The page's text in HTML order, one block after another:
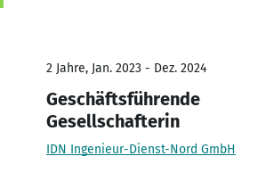
2 Jahre, Jan. 2023 - Dez. 2024
Geschäftsführende
Gesellschafterin
IDN Ingenieur-Dienst-Nord GmbH